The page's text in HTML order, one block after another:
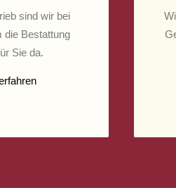
sind wir bei
die Bestattung
Sie da.